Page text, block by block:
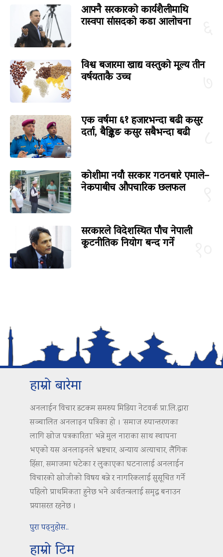
आफ्नै सरकारको कार्यशैलीमाथि
रास्वपा सांसदको कडा आलोचना
विश्व बजारमा खाद्य वस्तुको मूल्य तीन
वर्षयताकै उच्च
एक वर्षमा ६१ हजारभन्दा बढी कसुर
दर्ता, बैङ्किङ कसुर सबैभन्दा बढी
कोशीमा नयाँ सरकार गठनबारे एमाले–
नेकपाबीच औपचारिक छलफल
सरकारले विदेशस्थित पाँच नेपाली
कूटनीतिक नियोग बन्द गर्ने
हाम्रो बारेमा
अनलाईन विचार डटकम समरुप मिडिया नेटवर्क प्रा.लि.द्वारा
सञ्चालित अनलाइन पत्रिका हो । ‘समाज रुपान्तरणका
लागि खोज पत्रकारिता’ भन्ने मुल नाराका साथ स्थापना
भएको यस अनलाइनले भ्रष्टचार, अन्याय अत्याचार, लैंगिक
हिंसा, समाजमा घटेका र लुकाएका घटनालाई अनलाईन
विचारको खोजीको विषय बन्ने र नागरिकलाई सुसूचित गर्ने
पहिलो प्राथमिकता हुनेछ भने अर्थतन्त्रलाई समृद्ध बनाउन
प्रयासरत रहनेछ ।
पुरा पढ्नुहोस..
हाम्रो टिम